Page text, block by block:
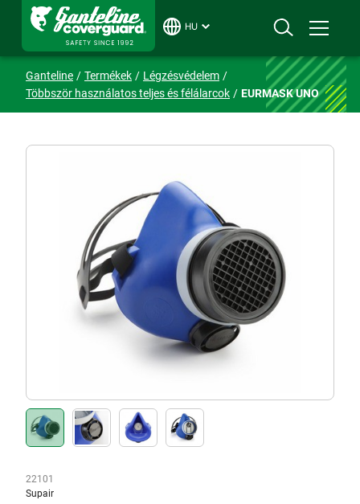
HU
Ganteline Termékek
Légzésvédelem
Többször használatos teljes és félálarcok
EURMASK UNO
22101
Supair